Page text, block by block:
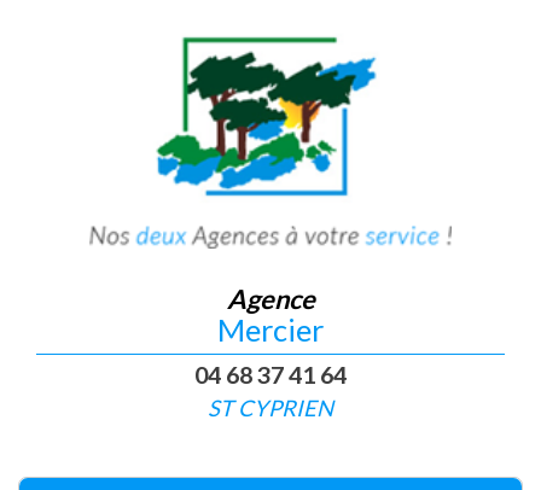
Agence
Mercier
04 68 37 41 64
ST CYPRIEN